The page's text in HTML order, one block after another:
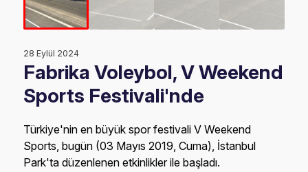
28 Eylül 2024
Fabrika Voleybol, V Weekend
Sports Festivali'nde
Türkiye'nin en büyük spor festivali V Weekend
Sports, bugün (03 Mayıs 2019, Cuma), İstanbul
Park'ta düzenlenen etkinlikler ile başladı.